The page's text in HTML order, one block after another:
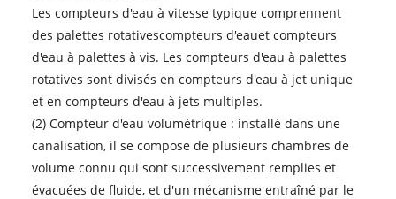
Les compteurs d'eau à vitesse typique comprennent
des palettes rotativescompteurs d'eauet compteurs
d'eau à palettes à vis. Les compteurs d'eau à palettes
rotatives sont divisés en compteurs d'eau à jet unique
et en compteurs d'eau à jets multiples.
(2) Compteur d'eau volumétrique : installé dans une
canalisation, il se compose de plusieurs chambres de
volume connu qui sont successivement remplies et
évacuées de fluide, et d'un mécanisme entraîné par le